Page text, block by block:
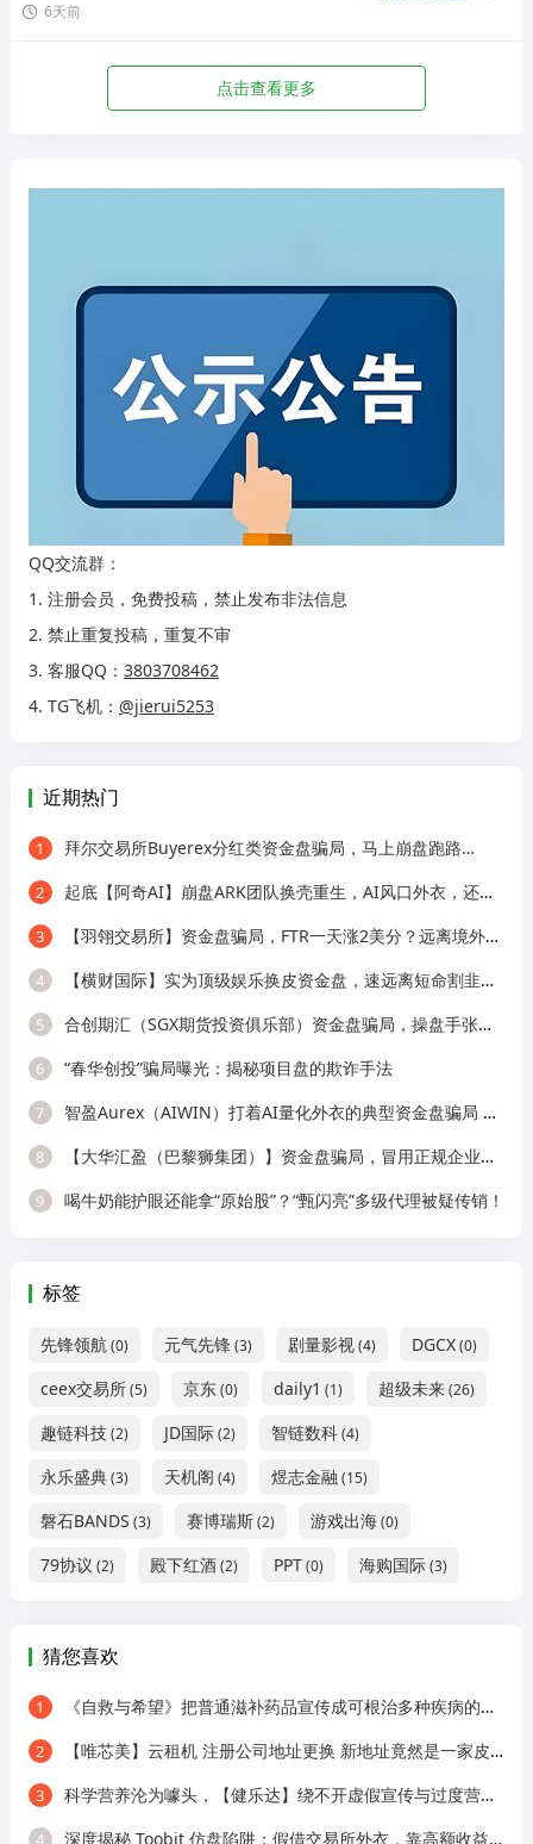
6天前
点击查看更多
QQ交流群：
1. 注册会员，免费投稿，禁止发布非法信息
2. 禁止重复投稿，重复不审
3. 客服QQ： 3803708462
4. TG飞机： @jierui5253
近期热门
1 拜尔交易所Buyerex分红类资金盘骗局，马上崩盘跑路…
2 起底【阿奇AI】崩盘ARK团队换壳重生，AI风口外衣，还是老牌分销套路！
3 【羽翎交易所】资金盘骗局，FTR一天涨2美分？远离境外园区杀猪盘！
4 【横财国际】实为顶级娱乐换皮资金盘，速远离短命割韭菜盘！
5 合创期汇（SGX期货投资俱乐部）资金盘骗局，操盘手张奕多次收割山东会员，看
6 “春华创投”骗局曝光：揭秘项目盘的欺诈手法
7 智盈Aurex（AIWIN）打着AI量化外衣的典型资金盘骗局 刚开盘就单割
8 【大华汇盈（巴黎狮集团）】资金盘骗局，冒用正规企业名称，大量单割会员，
9 喝牛奶能护眼还能拿“原始股”？“甄闪亮”多级代理被疑传销！
标签
先锋领航(0) 元气先锋(3) 剧量影视(4) DGCX(0)
ceex交易所(5) 京东(0) daily1 (1) 超级未来(26)
趣链科技(2) JD国际(2) 智链数科(4)
永乐盛典(3) 天机阁 (4) 煜志金融 (15)
磐石BANDS (3) 赛博瑞斯(2) 游戏出海(0)
79协议 (2) 殿下红酒(2) PPT(0) 海购国际(3)
猜您喜欢
1 《自救与希望》把普通滋补药品宣传成可根治多种疾病的神药！高血压患者服用后血压飙到200！
2 【唯芯美】云租机 注册公司地址更换 新地址竟然是一家皮包公司 开始搞活动完成最后的收割！
3 科学营养沦为噱头，【健乐达】绕不开虚假宣传与过度营销的质疑！
4 深度揭秘 Toobit 仿盘陷阱：假借交易所外衣，靠高额收益拉新属于庞氏传销盘!